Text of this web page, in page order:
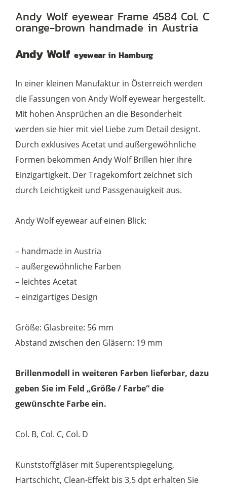
4584
Col.
orange-
Menge
Andy Wolf eyewear Frame 4584 Col. C
orange-brown handmade in Austria
Andy Wolf eyewear in Hamburg
In einer kleinen Manufaktur in Österreich werden
die Fassungen von Andy Wolf eyewear hergestellt.
Mit hohen Ansprüchen an die Besonderheit
werden sie hier mit viel Liebe zum Detail designt.
Durch exklusives Acetat und außergewöhnliche
Formen bekommen Andy Wolf Brillen hier ihre
Einzigartigkeit. Der Tragekomfort zeichnet sich
durch Leichtigkeit und Passgenauigkeit aus.
Andy Wolf eyewear auf einen Blick:
– handmade in Austria
– außergewöhnliche Farben
– leichtes Acetat
– einzigartiges Design
Größe: Glasbreite: 56 mm
Abstand zwischen den Gläsern: 19 mm
Brillenmodell in weiteren Farben lieferbar, dazu
geben Sie im Feld „Größe / Farbe“ die
gewünschte Farbe ein.
Col. B, Col. C, Col. D
Kunststoffgläser mit Superentspiegelung,
Hartschicht, Clean-Effekt bis 3,5 dpt erhalten Sie